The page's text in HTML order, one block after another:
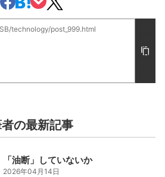
technology/post_999.html
の
URL
の最新記事
「油断」していないか
2026年04月14日